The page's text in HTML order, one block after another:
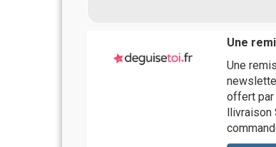
Une
Une
offert par
llivraison